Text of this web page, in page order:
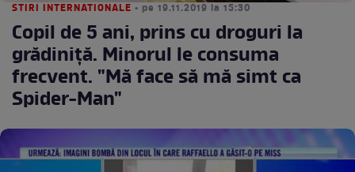
STIRI INTERNATIONALE • pe 19.11.2019 la 15:30
Copil de 5 ani, prins cu droguri la
grădiniță. Minorul le consuma
frecvent. "Mă face să mă simt ca
Spider-Man"